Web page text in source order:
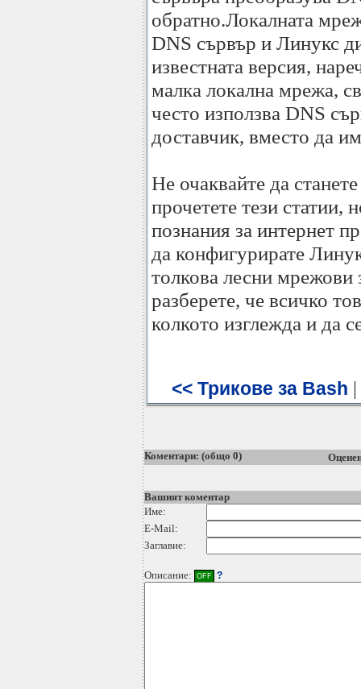
обратно.Локалната
DNS сървър и Линукс
известната версия,
малка локална мрежа,
често използва DNS
доставчик, вместо да
Не очаквайте да
прочетете тези статии,
познания за интернет
да конфигурирате
толкова лесни
разберете, че всичко
колкото изглежда и да
<< Трикове за Bash |
Коментари: (общо 0)
Вашият коментар
Име:
E-Mail:
Заглавие:
Описание: OFF ?